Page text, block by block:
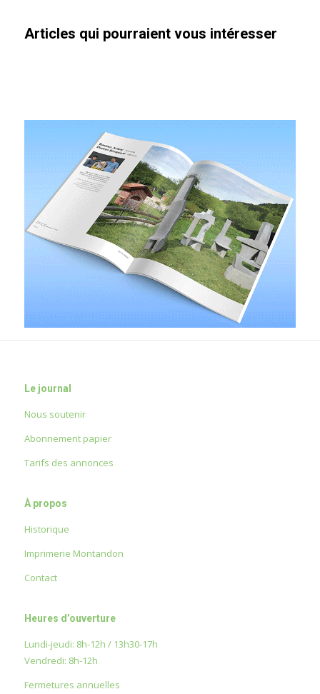
Articles qui pourraient vous intéresser
Le journal
Nous soutenir
Abonnement papier
Tarifs des annonces
À propos
Historique
Imprimerie Montandon
Contact
Heures d’ouverture
Lundi-jeudi: 8h-12h / 13h30-17h
Vendredi: 8h-12h
Fermetures annuelles